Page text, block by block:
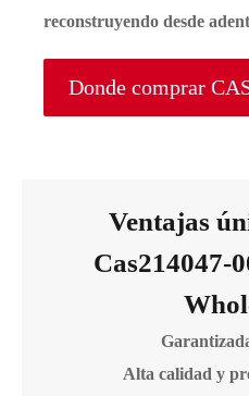
reconstruyendo desde
Donde comprar
Ventajas
Cas214047-
Alta calidad y